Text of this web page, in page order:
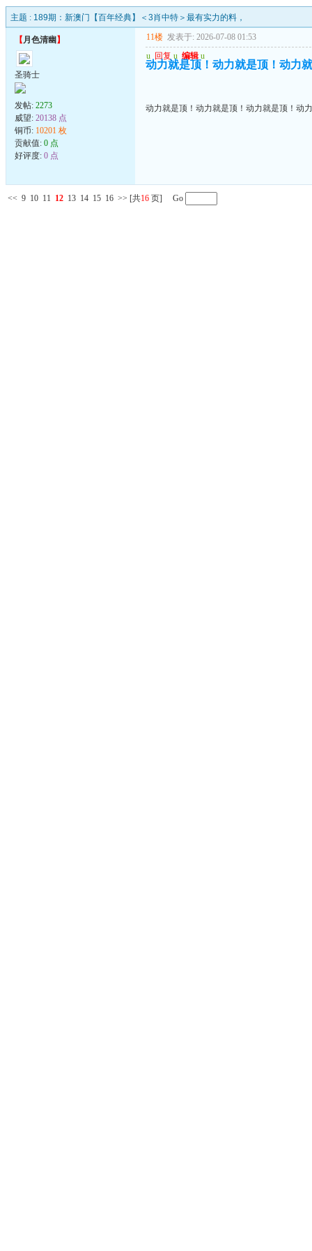
主题 : 189期：新澳门【百年经典】＜3肖中特＞最有实力的料，
【月色清幽 】
圣骑士
发帖: 2273
威望: 20138 点
铜币: 10201 枚
贡献值: 0 点
好评度: 0 点
11楼 发表于: 2026-07-08 01:53
u 回复 u 编辑 u
动力就是顶！动力就是顶！动力
动力就是顶！动力就是顶！动力就是顶！动
<< 9 10 11 12 13 14 15 16 >> [共16 页] Go